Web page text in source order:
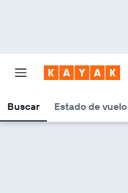
Buscar Estado de vuelo